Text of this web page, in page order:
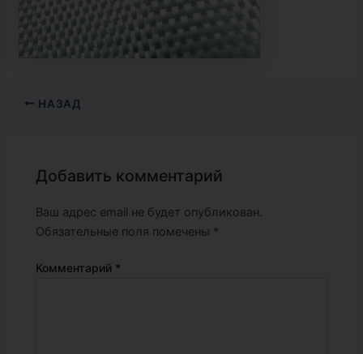
НАЗАД
Добавить комментарий
Ваш адрес email не будет опубликован.
Обязательные поля помечены *
Комментарий *